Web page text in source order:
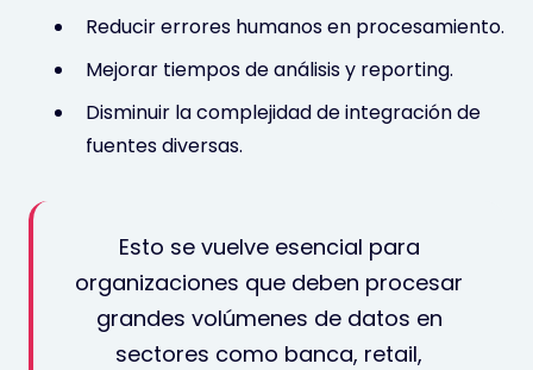
Reducir errores humanos en procesamiento.
Mejorar tiempos de análisis y reporting.
Disminuir la complejidad de integración de
fuentes diversas.
Esto se vuelve esencial para
organizaciones que deben procesar
grandes volúmenes de datos en
sectores como banca, retail,